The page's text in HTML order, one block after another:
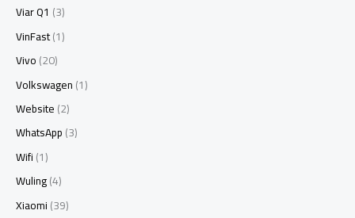
Viar Q1 (3)
VinFast(1)
Vivo(20)
Volkswagen(1)
Website(2)
WhatsApp(3)
Wifi(1)
Wuling(4)
Xiaomi(39)